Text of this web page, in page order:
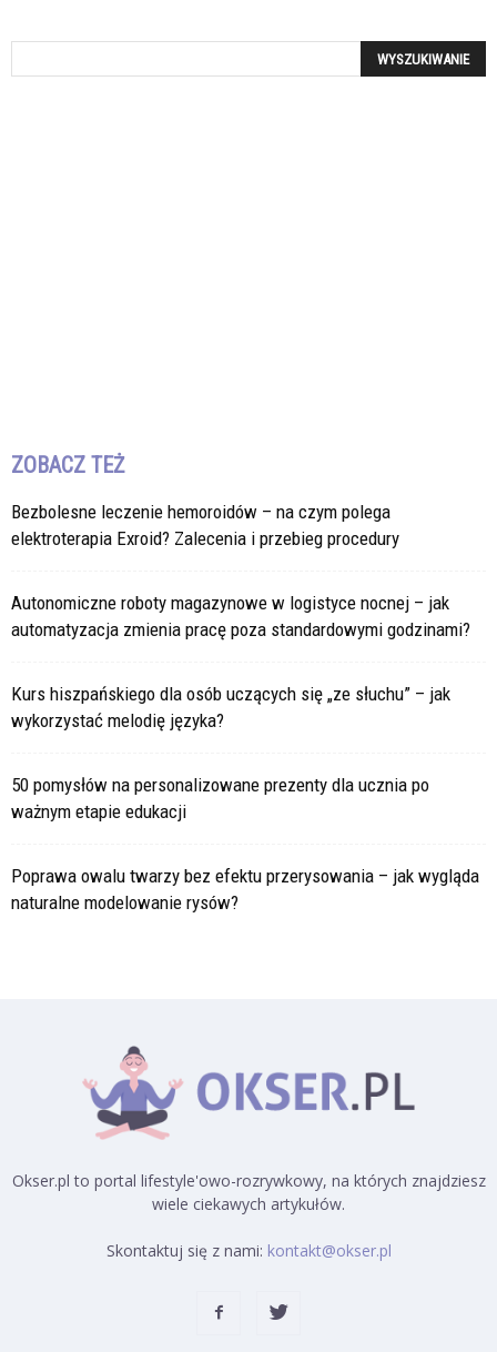
ZOBACZ TEŻ
Bezbolesne leczenie hemoroidów – na czym polega
elektroterapia Exroid? Zalecenia i przebieg procedury
Autonomiczne roboty magazynowe w logistyce nocnej – jak
automatyzacja zmienia pracę poza standardowymi godzinami?
Kurs hiszpańskiego dla osób uczących się „ze słuchu” – jak
wykorzystać melodię języka?
50 pomysłów na personalizowane prezenty dla ucznia po
ważnym etapie edukacji
Poprawa owalu twarzy bez efektu przerysowania – jak wygląda
naturalne modelowanie rysów?
Okser.pl to portal lifestyle'owo-rozrywkowy, na których znajdziesz
wiele ciekawych artykułów.
Skontaktuj się z nami: kontakt@okser.pl